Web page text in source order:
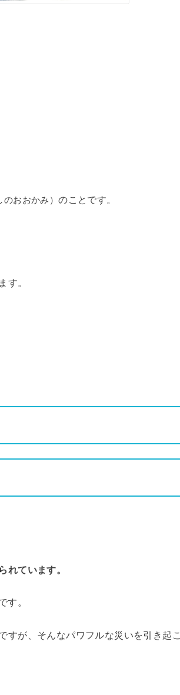
のおおかみ）のことです。
す。
れています。
す。
すが、そんなパワフルな災いを引き起こ